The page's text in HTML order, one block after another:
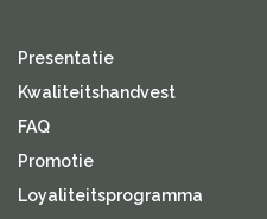
Presentatie
Kwaliteitshandvest
FAQ
Promotie
Loyaliteitsprogramma